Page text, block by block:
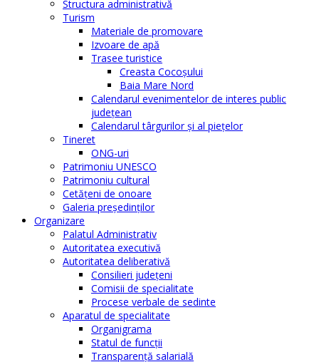
Structura administrativă
Turism
Materiale de promovare
Izvoare de apă
Trasee turistice
Creasta Cocoșului
Baia Mare Nord
Calendarul evenimentelor de interes public
judeţean
Calendarul târgurilor şi al pieţelor
Tineret
ONG-uri
Patrimoniu UNESCO
Patrimoniu cultural
Cetăţeni de onoare
Galeria președinților
Organizare
Palatul Administrativ
Autoritatea executivă
Autoritatea deliberativă
Consilieri judeţeni
Comisii de specialitate
Procese verbale de sedinte
Aparatul de specialitate
Organigrama
Statul de funcții
Transparență salarială